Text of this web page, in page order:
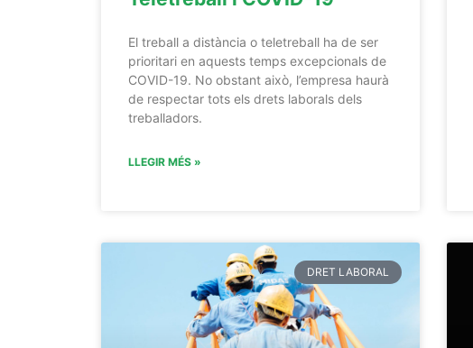
El treball a distància o teletreball ha de ser
prioritari en aquests temps excepcionals de
COVID-19. No obstant això, l’empresa haurà
de respectar tots els drets laborals dels
treballadors.
LLEGIR MÉS »
DRET LABORAL